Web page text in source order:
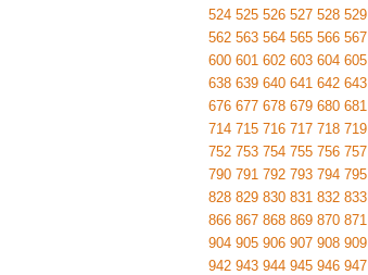
524 525 526 527 528 529
562 563 564 565 566 567
600 601 602 603 604 605
638 639 640 641 642 643
676 677 678 679 680 681
714 715 716 717 718 719
752 753 754 755 756 757
790 791 792 793 794 795
828 829 830 831 832 833
866 867 868 869 870 871
904 905 906 907 908 909
942 943 944 945 946 947